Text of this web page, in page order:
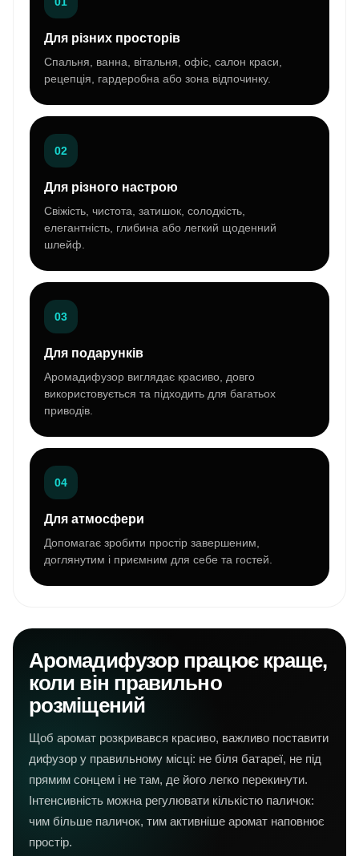
Для різних просторів
Спальня, ванна, вітальня, офіс, салон краси,
рецепція, гардеробна або зона відпочинку.
02
Для різного настрою
Свіжість, чистота, затишок, солодкість,
елегантність, глибина або легкий щоденний
шлейф.
03
Для подарунків
Аромадифузор виглядає красиво, довго
використовується та підходить для багатьох
приводів.
04
Для атмосфери
Допомагає зробити простір завершеним,
доглянутим і приємним для себе та гостей.
Аромадифузор працює краще,
коли він правильно
розміщений
Щоб аромат розкривався красиво, важливо поставити
дифузор у правильному місці: не біля батареї, не під
прямим сонцем і не там, де його легко перекинути.
Інтенсивність можна регулювати кількістю паличок:
чим більше паличок, тим активніше аромат наповнює
простір.